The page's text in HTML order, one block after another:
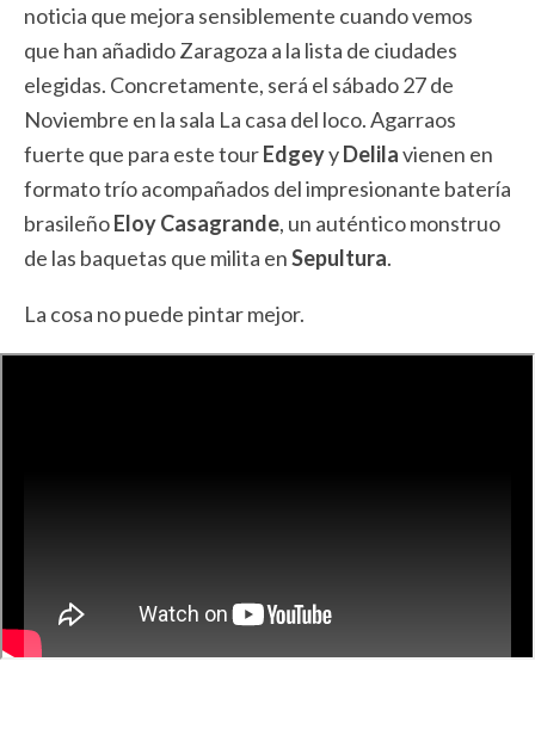
noticia que mejora sensiblemente cuando vemos
que han añadido Zaragoza a la lista de ciudades
elegidas. Concretamente, será el sábado 27 de
Noviembre en la sala La casa del loco. Agarraos
fuerte que para este tourEdgeyyDelilavienen en
formato trío acompañados del impresionante batería
brasileñoEloy Casagrande, un auténtico monstruo
de las baquetas que milita enSepultura.
La cosa no puede pintar mejor.